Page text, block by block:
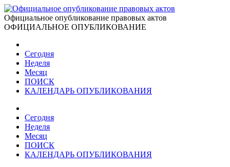
Официальное опубликование правовых актов
ОФИЦИАЛЬНОЕ ОПУБЛИКОВАНИЕ
Сегодня
Неделя
Месяц
ПОИСК
КАЛЕНДАРЬ ОПУБЛИКОВАНИЯ
Сегодня
Неделя
Месяц
ПОИСК
КАЛЕНДАРЬ ОПУБЛИКОВАНИЯ